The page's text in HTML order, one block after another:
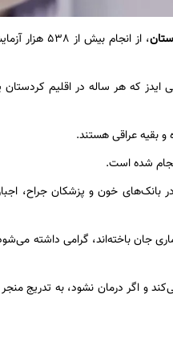
، از انجام بیش از ٥٣٨
ایدز که هر ساله در اقلیم کردستان
و بقیه عراقی هستند.
در بانک‌های خون و پزشکان جراح،
جان باخته‌اند، گرامی داشته
و اگر درمان نشود، به تدریج